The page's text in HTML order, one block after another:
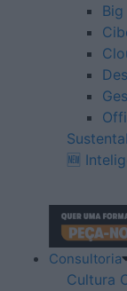
🆕
Consultoria
Cultura